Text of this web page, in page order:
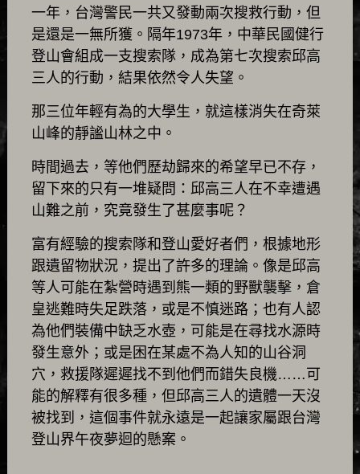
一年，台灣警民一共又發動兩次搜救行動，但
是還是一無所獲。隔年1973年，中華民國健行
登山會組成一支搜索隊，成為第七次搜索邱高
三人的行動，結果依然令人失望。
那三位年輕有為的大學生，就這樣消失在奇萊
山峰的靜謐山林之中。
時間過去，等他們歷劫歸來的希望早已不存，
留下來的只有一堆疑問：邱高三人在不幸遭遇
山難之前，究竟發生了甚麼事呢？
富有經驗的搜索隊和登山愛好者們，根據地形
跟遺留物狀況，提出了許多的理論。像是邱高
等人可能在紮營時遇到熊一類的野獸襲擊，倉
皇逃難時失足跌落，或是不慎迷路；也有人認
為他們裝備中缺乏水壺，可能是在尋找水源時
發生意外；或是困在某處不為人知的山谷洞
穴，救援隊遲遲找不到他們而錯失良機……可
能的解釋有很多種，但邱高三人的遺體一天沒
被找到，這個事件就永遠是一起讓家屬跟台灣
登山界午夜夢迴的懸案。